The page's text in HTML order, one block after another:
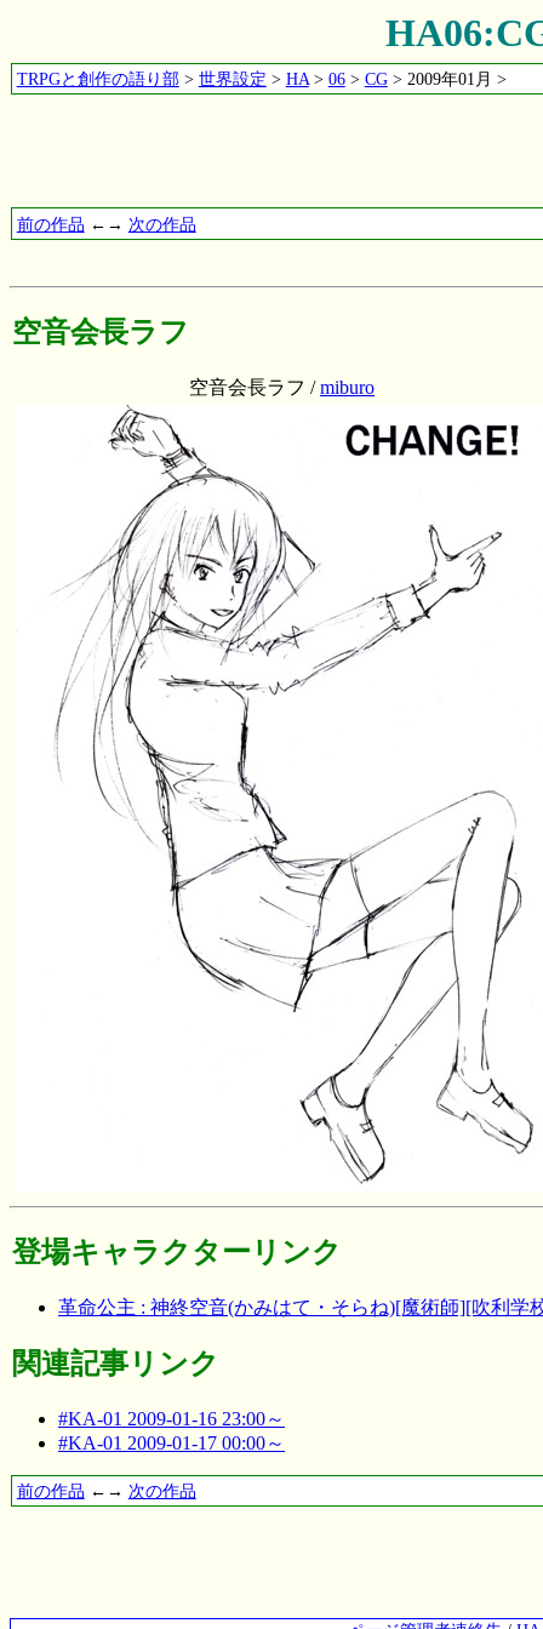
TRPGと創作の語り部> 世界設定 > HA> 06> CG> 2009年01月 >
前の作品 ←→ 次の作品
空音会長ラフ
空音会長ラフ /miburo
登場キャラクターリンク
革命公主 : 神終空音(かみはて・そらね)[魔術師][吹利
関連記事リンク
#KA-01 2009-01-16 23:00～
#KA-01 2009-01-17 00:00～
前の作品 ←→ 次の作品